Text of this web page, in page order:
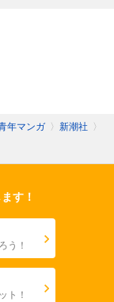
年マンガ 〉 新潮社 〉
す！
う！
ト！